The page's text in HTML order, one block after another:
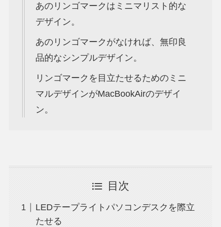
あのリンゴマークはミニマリスト的な
デザイン。
あのリンゴマークがなければ、無印良
品的なシンプルデザイン。
リンゴマークを目立たせるためのミニ
マルデザインがMacBookAirのデザイ
ン。
目次
LEDテープライトパソコンデスクを際立
たせる